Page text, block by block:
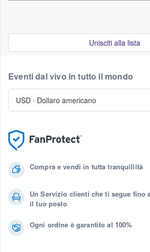
Unisciti alla lista
Compra e vendi in tutta tranquillità
Un Servizio clienti che ti segue fino
il tuo posto
Ogni ordine è garantito al 100%
Eventi dal vivo in tutto il mondo
USD · Dollaro americano